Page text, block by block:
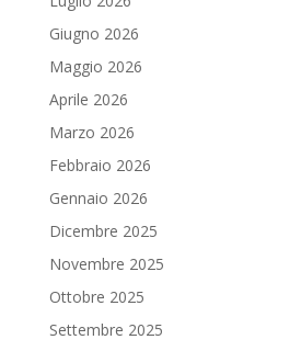
Giugno 2026
Maggio 2026
Aprile 2026
Marzo 2026
Febbraio 2026
Gennaio 2026
Dicembre 2025
Novembre 2025
Ottobre 2025
Settembre 2025